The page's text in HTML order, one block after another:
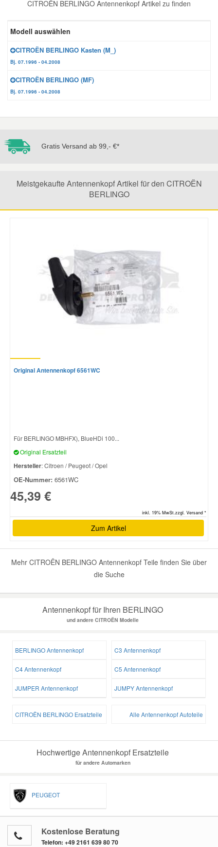
CITROËN BERLINGO Antennenkopf Artikel zu finden
Modell auswählen
CITROËN BERLINGO Kasten (M_)
Bj. 07.1996 - 04.2008
CITROËN BERLINGO (MF)
Bj. 07.1996 - 04.2008
Gratis Versand ab 99,- €*
Meistgekaufte Antennenkopf Artikel für den CITROËN
BERLINGO
Original Antennenkopf 6561WC
Für BERLINGO MBHFX), BlueHDi 100...
Original Ersatzteil
Hersteller: Citroen / Peugeot / Opel
OE-Nummer: 6561WC
45,39 €
inkl. 19% MwSt.zzgl. Versand *
Zum Artikel
Mehr CITROËN BERLINGO Antennenkopf Teile finden Sie über
die Suche
Antennenkopf für Ihren BERLINGO
und andere CITROËN Modelle
BERLINGO Antennenkopf C3 Antennenkopf
C4 Antennenkopf C5 Antennenkopf
JUMPER Antennenkopf JUMPY Antennenkopf
CITROËN BERLINGO Ersatzteile Alle Antennenkopf Autoteile
Hochwertige Antennenkopf Ersatzteile
für andere Automarken
PEUGEOT
Kostenlose Beratung
Telefon: +49 2161 639 80 70
Zündanlage und Glühanlage
Daihatsu Ersatzteile
Jeep Ersatzteile
Kia Ersatzteile
Lancia Ersatzteile
Mercedes Ersatzteile
Mini Ersatzteile
Mitsubishi Ersatzteile
Smart Ersatzteile
Suzuki Ersatzteile